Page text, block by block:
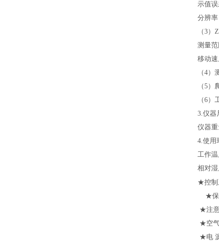
示值
分辨
（3）
测量范
移动速
（4）
（5）
（6
3.仪器
仪器
4.使用
工作
相对湿
★控
★
★注
★空
★电